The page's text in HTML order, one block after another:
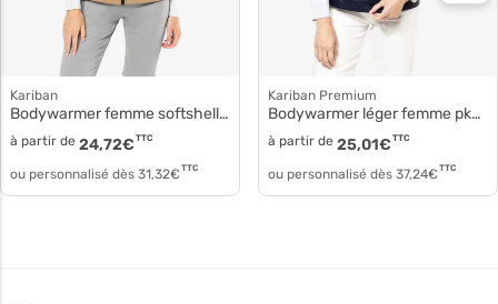
Kariban
Bodywarmer femme softshell k404
à partir de 24,72€ TTC
ou personnalisé dès 31,32€ TTC
Kariban Premium
Bodywarmer léger femme pk607
à partir de 25,01€ TTC
ou personnalisé dès 37,24€ TTC